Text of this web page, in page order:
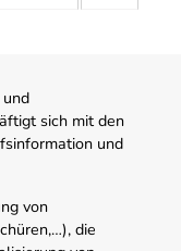
sich mit den
und
von
die